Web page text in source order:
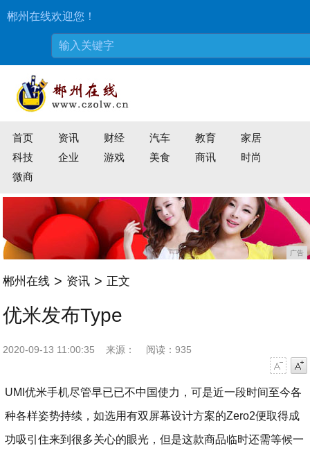
郴州在线欢迎您！
首页 资讯 财经 汽车 教育
家居
科技
企业 游戏 美食 商讯
时尚
微商
广告
郴州在线 > 资讯 > 正文
优米发布Type
2020-09-13 11:00:35 来源：
阅读：935
UMI优米手机尽管早已已不中国使力，可是近一段时间至今各
种各样姿势持续，如选用有双屏幕设计方案的Zero2便取得成
功吸引住来到很多关心的眼光，但是这款商品临时还需等候一